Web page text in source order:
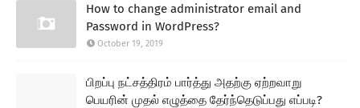
How to change administrator email and
Password in WordPress?
October 19, 2019
பிறப்பு நட்சத்திரம் பார்த்து அதற்கு ஏற்றவாறு
பெயரின் முதல் எழுத்தை தேர்ந்தெடுப்பது எப்படி?